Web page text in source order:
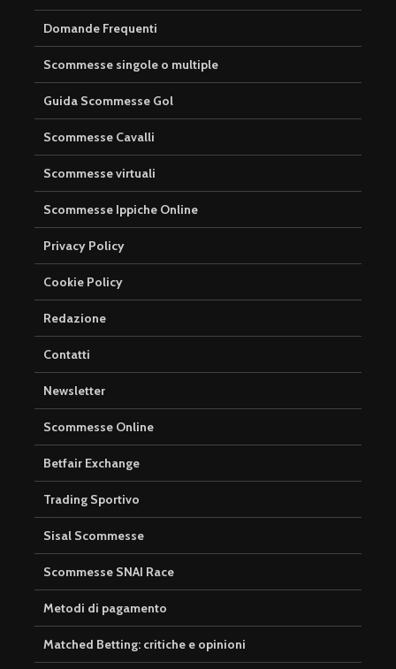
Domande Frequenti
Scommesse singole o multiple
Guida Scommesse Gol
Scommesse Cavalli
Scommesse virtuali
Scommesse Ippiche Online
Privacy Policy
Cookie Policy
Redazione
Contatti
Newsletter
Scommesse Online
Betfair Exchange
Trading Sportivo
Sisal Scommesse
Scommesse SNAI Race
Metodi di pagamento
Matched Betting: critiche e opinioni